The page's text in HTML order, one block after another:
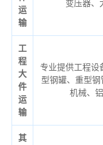
运
输
变压器、
工
程
大
件
运
输
专业提供工程设
型钢罐、重型
机械、
其